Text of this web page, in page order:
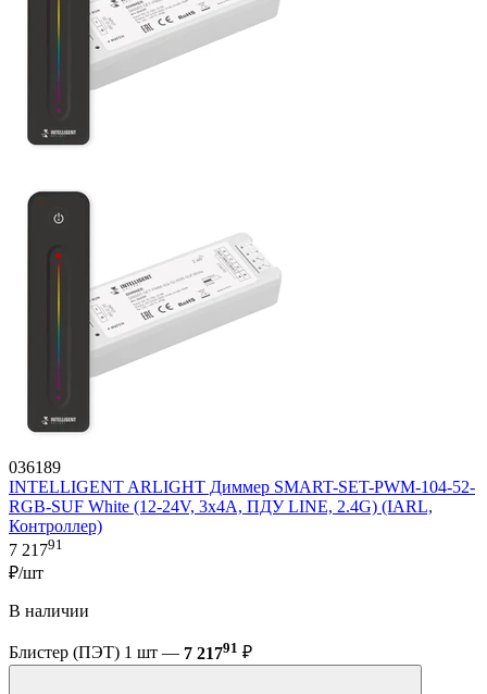
036189
INTELLIGENT ARLIGHT Диммер SMART-SET-PWM-104-52-
RGB-SUF White (12-24V, 3x4A, ПДУ LINE, 2.4G) (IARL,
Контроллер)
7 21791
₽/шт
В наличии
Блистер (ПЭТ) 1 шт — 7 21791 ₽